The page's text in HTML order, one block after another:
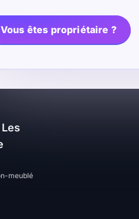
Vous êtes propriétaire ?
meublé